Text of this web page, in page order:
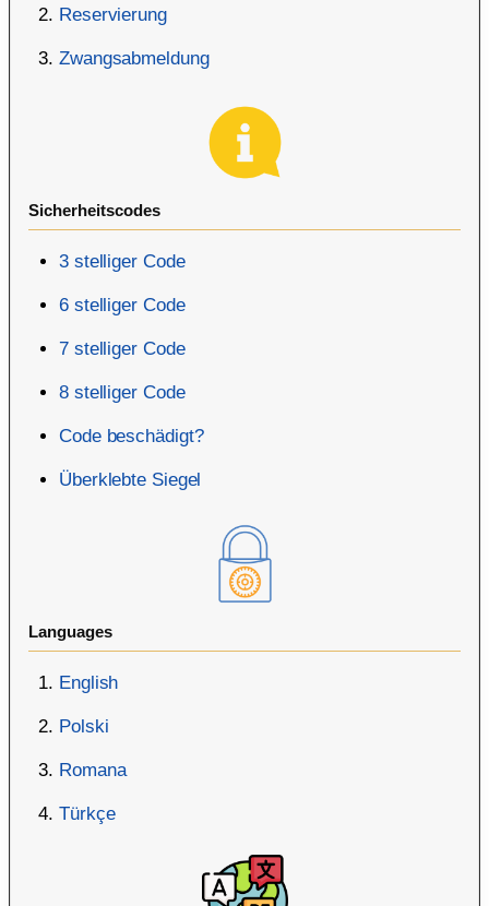
Reservierung
Zwangsabmeldung
Sicherheitscodes
3 stelliger Code
6 stelliger Code
7 stelliger Code
8 stelliger Code
Code beschädigt?
Überklebte Siegel
Languages
English
Polski
Romana
Türkçe